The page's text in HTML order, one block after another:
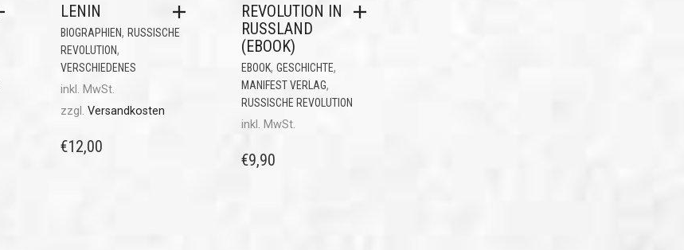
LENIN
BIOGRAPHIEN, RUSSISCHE
REVOLUTION,
VERSCHIEDENES
inkl. MwSt.
zzgl. Versandkosten
€12,00
REVOLUTION IN
RUSSLAND
(EBOOK)
EBOOK, GESCHICHTE,
MANIFEST VERLAG,
RUSSISCHE REVOLUTION
inkl. MwSt.
€9,90